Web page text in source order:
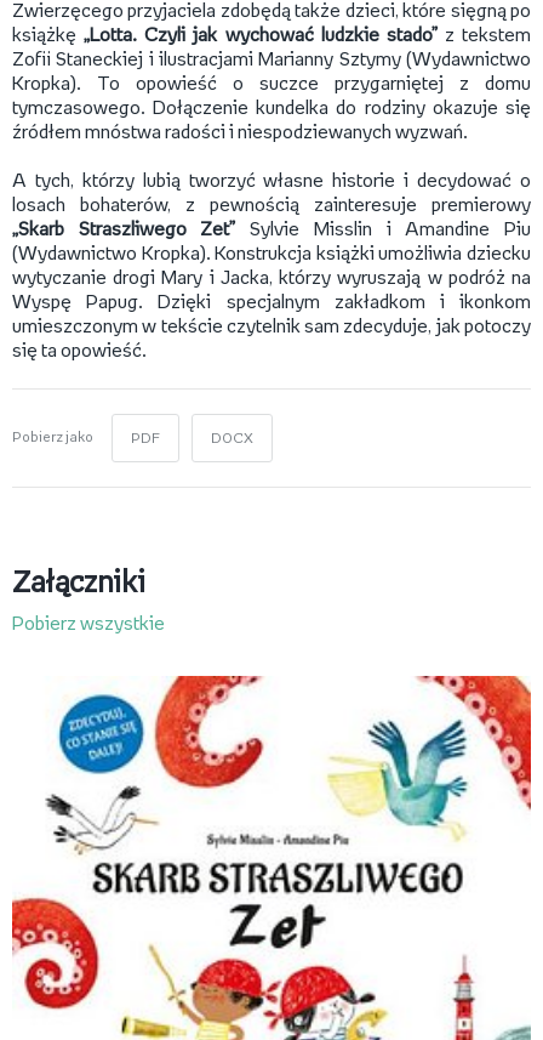
Zwierzęcego przyjaciela zdobędą także dzieci, które sięgną po
książkę„Lotta. Czyli jak wychować ludzkie stado”z tekstem
Zofii Staneckiej i ilustracjami Marianny Sztymy (Wydawnictwo
Kropka). To opowieść o suczce przygarniętej z domu
tymczasowego. Dołączenie kundelka do rodziny okazuje się
źródłem mnóstwa radości i niespodziewanych wyzwań.
A tych, którzy lubią tworzyć własne historie i decydować o
losach bohaterów, z pewnością zainteresuje premierowy
„Skarb Straszliwego Zet” Sylvie Misslin i Amandine Piu
(Wydawnictwo Kropka). Konstrukcja książki umożliwia dziecku
wytyczanie drogi Mary i Jacka, którzy wyruszają w podróż na
Wyspę Papug. Dzięki specjalnym zakładkom i ikonkom
umieszczonym w tekście czytelnik sam zdecyduje, jak potoczy
się ta opowieść.
Pobierz jako PDF DOCX
Załączniki
Pobierz wszystkie